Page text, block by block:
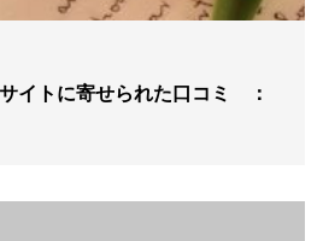
イトに寄せられた口コミ ：